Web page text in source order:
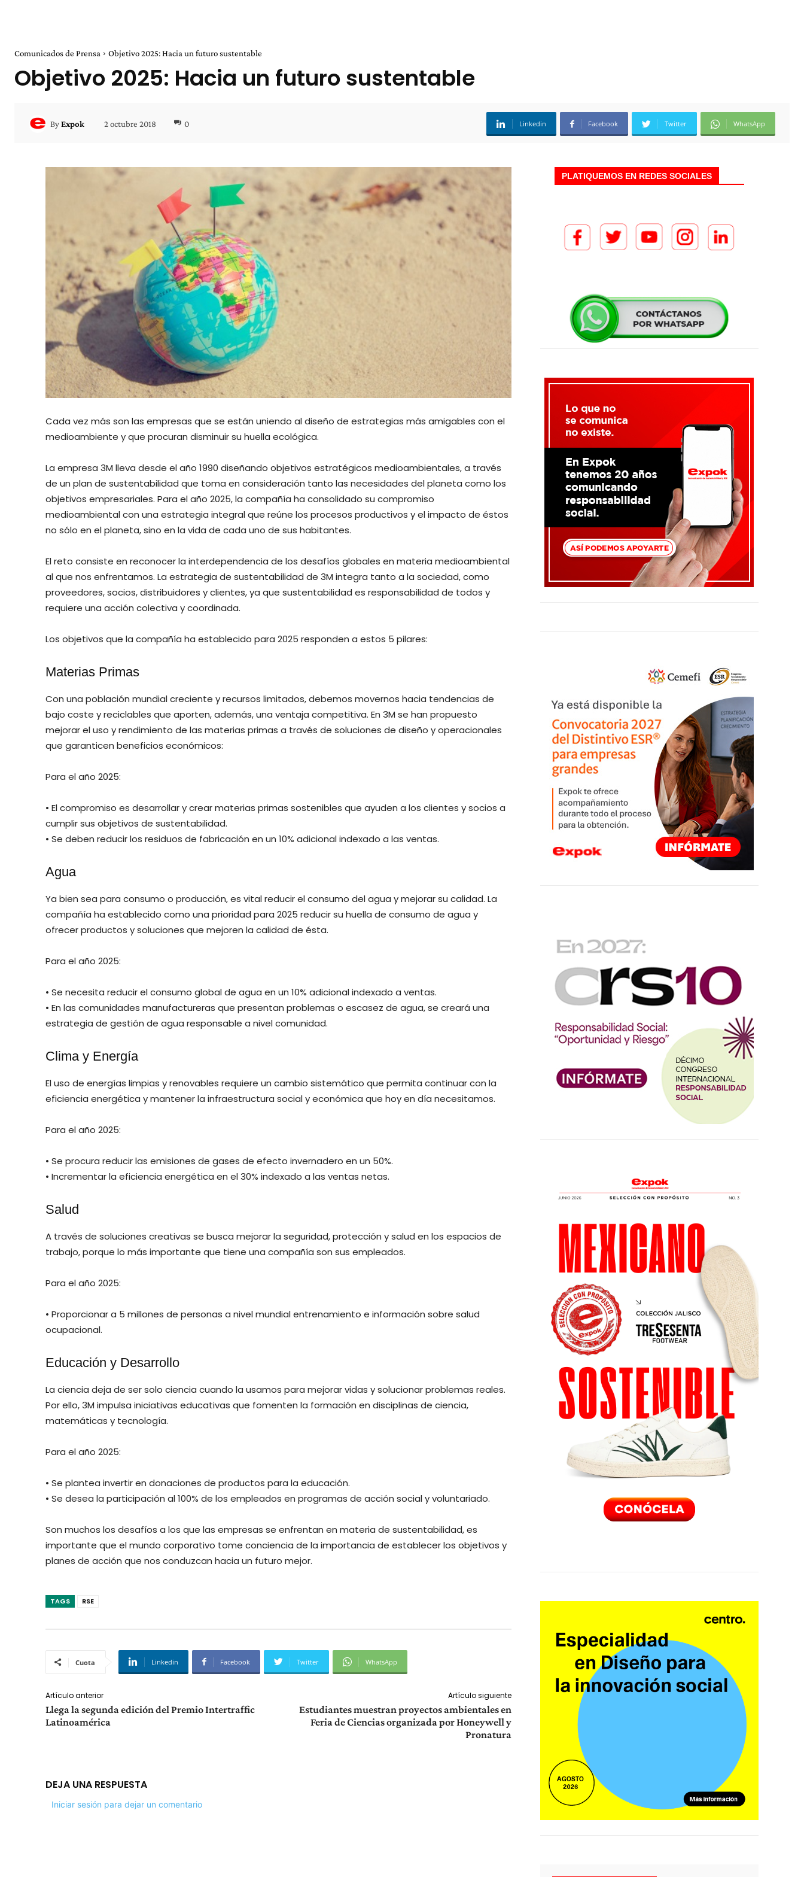
Comunicados de Prensa Objetivo 2025: Hacia un futuro sustentable
Objetivo 2025: Hacia un futuro sustentable
ByExpok 2 octubre 2018 0 Linkedin Facebook Twitter WhatsApp
Cada vez más son las empresas que se están uniendo al diseño de estrategias más amigables con el
medioambiente y que procuran disminuir su huella ecológica.
La empresa 3M lleva desde el año 1990 diseñando objetivos estratégicos medioambientales, a través
de un plan de sustentabilidad que toma en consideración tanto las necesidades del planeta como los
objetivos empresariales. Para el año 2025, la compañía ha consolidado su compromiso
medioambiental con una estrategia integral que reúne los procesos productivos y el impacto de éstos
no sólo en el planeta, sino en la vida de cada uno de sus habitantes.
El reto consiste en reconocer la interdependencia de los desafíos globales en materia medioambiental
al que nos enfrentamos. La estrategia de sustentabilidad de 3M integra tanto a la sociedad, como
proveedores, socios, distribuidores y clientes, ya que sustentabilidad es responsabilidad de todos y
requiere una acción colectiva y coordinada.
Los objetivos que la compañía ha establecido para 2025 responden a estos 5 pilares:
Materias Primas
Con una población mundial creciente y recursos limitados, debemos movernos hacia tendencias de
bajo coste y reciclables que aporten, además, una ventaja competitiva. En 3M se han propuesto
mejorar el uso y rendimiento de las materias primas a través de soluciones de diseño y operacionales
que garanticen beneficios económicos:
Para el año 2025:
• El compromiso es desarrollar y crear materias primas sostenibles que ayuden a los clientes y socios a
cumplir sus objetivos de sustentabilidad.
• Se deben reducir los residuos de fabricación en un 10% adicional indexado a las ventas.
Agua
Ya bien sea para consumo o producción, es vital reducir el consumo del agua y mejorar su calidad. La
compañía ha establecido como una prioridad para 2025 reducir su huella de consumo de agua y
ofrecer productos y soluciones que mejoren la calidad de ésta.
Para el año 2025:
• Se necesita reducir el consumo global de agua en un 10% adicional indexado a ventas.
• En las comunidades manufactureras que presentan problemas o escasez de agua, se creará una
estrategia de gestión de agua responsable a nivel comunidad.
Clima y Energía
El uso de energías limpias y renovables requiere un cambio sistemático que permita continuar con la
eficiencia energética y mantener la infraestructura social y económica que hoy en día necesitamos.
Para el año 2025:
• Se procura reducir las emisiones de gases de efecto invernadero en un 50%.
• Incrementar la eficiencia energética en el 30% indexado a las ventas netas.
Salud
A través de soluciones creativas se busca mejorar la seguridad, protección y salud en los espacios de
trabajo, porque lo más importante que tiene una compañía son sus empleados.
Para el año 2025:
• Proporcionar a 5 millones de personas a nivel mundial entrenamiento e información sobre salud
ocupacional.
Educación y Desarrollo
La ciencia deja de ser solo ciencia cuando la usamos para mejorar vidas y solucionar problemas reales.
Por ello, 3M impulsa iniciativas educativas que fomenten la formación en disciplinas de ciencia,
matemáticas y tecnología.
Para el año 2025:
• Se plantea invertir en donaciones de productos para la educación.
• Se desea la participación al 100% de los empleados en programas de acción social y voluntariado.
Son muchos los desafíos a los que las empresas se enfrentan en materia de sustentabilidad, es
importante que el mundo corporativo tome conciencia de la importancia de establecer los objetivos y
planes de acción que nos conduzcan hacia un futuro mejor.
TAGS RSE
Cuota Linkedin Facebook Twitter WhatsApp
Artículo anterior
Llega la segunda edición del Premio Intertraffic
Latinoamérica
Artículo siguiente
Estudiantes muestran proyectos ambientales en
Feria de Ciencias organizada por Honeywell y
Pronatura
DEJA UNA RESPUESTA
Iniciar sesión para dejar un comentario
PLATIQUEMOS EN REDES SOCIALES